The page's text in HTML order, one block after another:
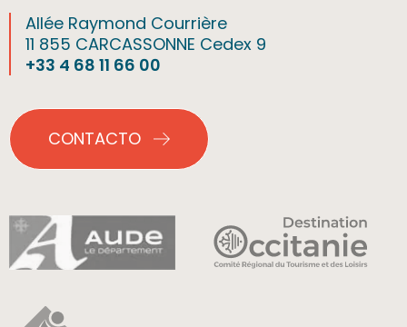
Allée Raymond Courrière
11 855 CARCASSONNE Cedex 9
+33 4 68 11 66 00
CONTACTO